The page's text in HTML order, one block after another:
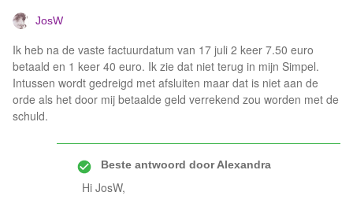
JosW
Ik heb na de vaste factuurdatum van 17 juli 2 keer 7.50 euro
betaald en 1 keer 40 euro. Ik zie dat niet terug in mijn Simpel.
Intussen wordt gedreigd met afsluiten maar dat is niet aan de
orde als het door mij betaalde geld verrekend zou worden met de
schuld.
Beste antwoord doorAlexandra
Hi JosW,